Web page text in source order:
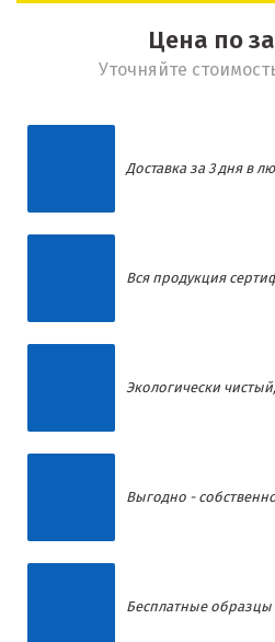
Цена по
Уточняйте
Доставка за 3 дня в
Вся продукция
Экологически
Выгодно -
Бесплатные